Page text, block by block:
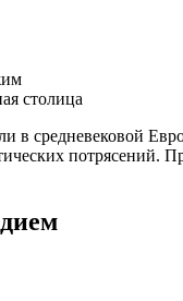
столица
средневековой
потрясений.